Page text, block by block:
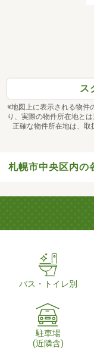
ス
※地図上に表示される物件
り、実際の物件所在地と
正確な物件所在地は、取
札幌市中央区内の
バス・トイレ別
駐車場
(近隣含)